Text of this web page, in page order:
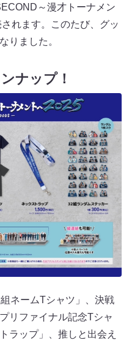
～漫才トーナメン
れます。このたび、グッ
りました。
ナップ！
ネームTシャツ」、決戦
リファイナル記念Tシャ
ラップ」、推しと出会え